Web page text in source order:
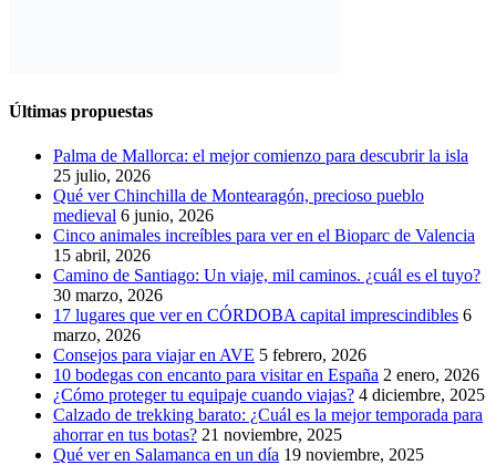
Últimas propuestas
Palma de Mallorca: el mejor comienzo para descubrir la isla
25 julio, 2026
Qué ver Chinchilla de Montearagón, precioso pueblo
medieval 6 junio, 2026
Cinco animales increíbles para ver en el Bioparc de Valencia
15 abril, 2026
Camino de Santiago: Un viaje, mil caminos. ¿cuál es el tuyo?
30 marzo, 2026
17 lugares que ver en CÓRDOBA capital imprescindibles 6
marzo, 2026
Consejos para viajar en AVE 5 febrero, 2026
10 bodegas con encanto para visitar en España 2 enero, 2026
¿Cómo proteger tu equipaje cuando viajas? 4 diciembre, 2025
Calzado de trekking barato: ¿Cuál es la mejor temporada para
ahorrar en tus botas? 21 noviembre, 2025
Qué ver en Salamanca en un día 19 noviembre, 2025